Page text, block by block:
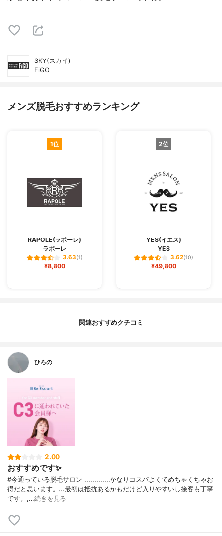
SKY(スカイ)
FiGO
メンズ脱毛おすすめランキング
1位
RAPOLE(ラポーレ)
ラポーレ
3.63(1)
¥8,800
2位
YES(イエス)
YES
3.62(10)
¥49,800
関連おすすめクチコミ
ひろの
2.00
おすすめです✨
#今通っている脱毛サロン ...........,.かなりコスパよくてめちゃくちゃお
得だと思います。...最初は抵抗あるかもだけど入りやすいし接客も丁寧
です。,…続きを見る